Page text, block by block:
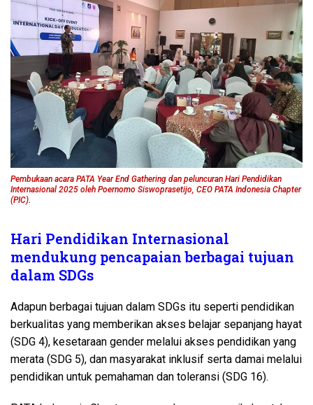
Pembukaan acara PATA Year End Gathering dan peluncuran Hari Pendidikan
Internasional 2025 oleh Poernomo Siswoprasetijo, CEO PATA Indonesia Chapter
(PIC).
Hari Pendidikan Internasional
mendukung pencapaian berbagai tujuan
dalam SDGs
Adapun berbagai tujuan dalam SDGs itu seperti pendidikan
berkualitas yang memberikan akses belajar sepanjang hayat
(SDG 4), kesetaraan gender melalui akses pendidikan yang
merata (SDG 5), dan masyarakat inklusif serta damai melalui
pendidikan untuk pemahaman dan toleransi (SDG 16).